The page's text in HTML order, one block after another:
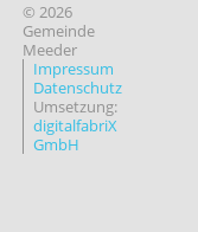
© 2026
Gemeinde
Meeder
Impressum
Datenschutz
Umsetzung:
digitalfabriX
GmbH